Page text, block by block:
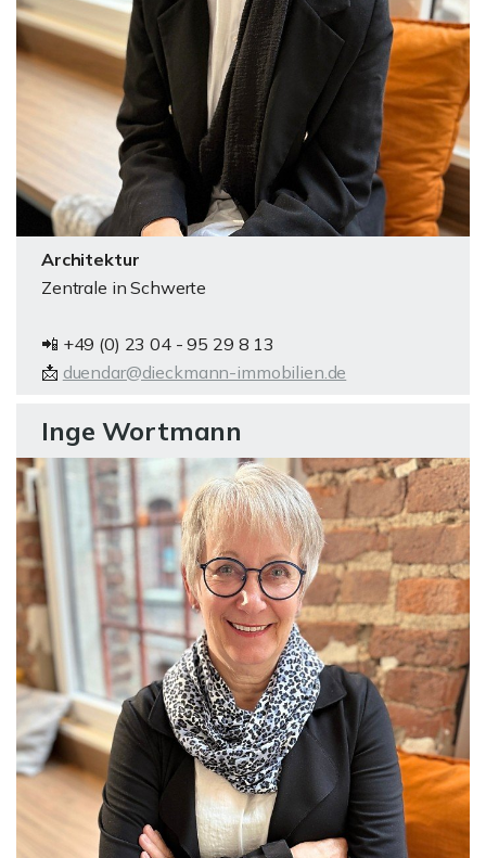
Architektur
Zentrale in Schwerte
📲 +49 (0) 23 04 - 95 29 8 13
📩 duendar@dieckmann-immobilien.de
Inge Wortmann